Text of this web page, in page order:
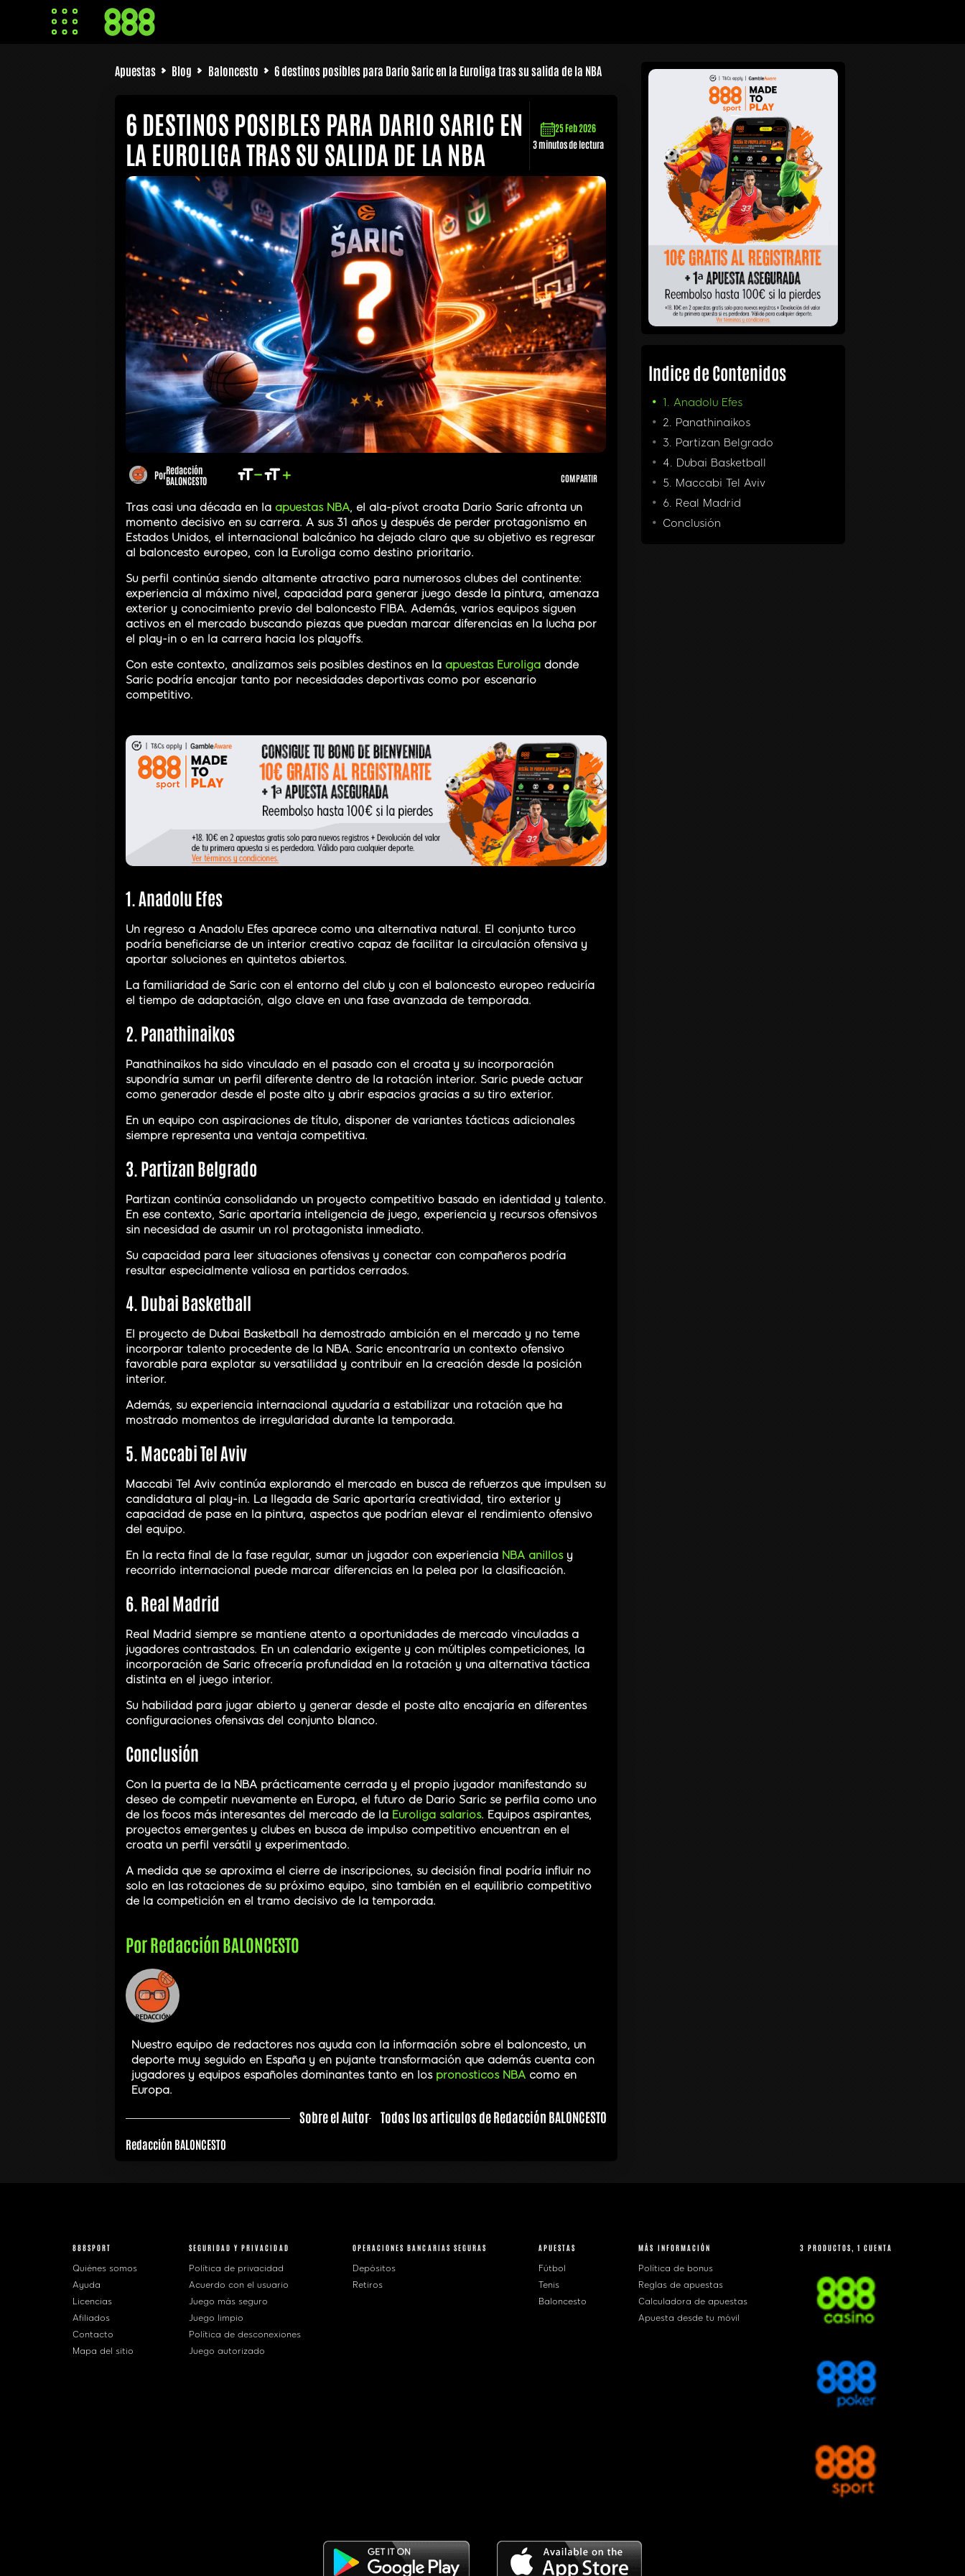
Apuestas Blog Baloncesto 6 destinos posibles para Dario Saric en la Euroliga tras su salida de la NBA
6 DESTINOS POSIBLES PARA DARIO SARIC EN
LA EUROLIGA TRAS SU SALIDA DE LA NBA
25 Feb 2026
3 minutos de lectura
PorRedacción
BALONCESTO
COMPARTIR
Tras casi una década en la apuestas NBA, el ala-pívot croata Dario Saric afronta un
momento decisivo en su carrera. A sus 31 años y después de perder protagonismo en
Estados Unidos, el internacional balcánico ha dejado claro que su objetivo es regresar
al baloncesto europeo, con la Euroliga como destino prioritario.
Su perfil continúa siendo altamente atractivo para numerosos clubes del continente:
experiencia al máximo nivel, capacidad para generar juego desde la pintura, amenaza
exterior y conocimiento previo del baloncesto FIBA. Además, varios equipos siguen
activos en el mercado buscando piezas que puedan marcar diferencias en la lucha por
el play-in o en la carrera hacia los playoffs.
Con este contexto, analizamos seis posibles destinos en la apuestas Euroligadonde
Saric podría encajar tanto por necesidades deportivas como por escenario
competitivo.
1. Anadolu Efes
Un regreso a Anadolu Efes aparece como una alternativa natural. El conjunto turco
podría beneficiarse de un interior creativo capaz de facilitar la circulación ofensiva y
aportar soluciones en quintetos abiertos.
La familiaridad de Saric con el entorno del club y con el baloncesto europeo reduciría
el tiempo de adaptación, algo clave en una fase avanzada de temporada.
2. Panathinaikos
Panathinaikos ha sido vinculado en el pasado con el croata y su incorporación
supondría sumar un perfil diferente dentro de la rotación interior. Saric puede actuar
como generador desde el poste alto y abrir espacios gracias a su tiro exterior.
En un equipo con aspiraciones de título, disponer de variantes tácticas adicionales
siempre representa una ventaja competitiva.
3. Partizan Belgrado
Partizan continúa consolidando un proyecto competitivo basado en identidad y talento.
En ese contexto, Saric aportaría inteligencia de juego, experiencia y recursos ofensivos
sin necesidad de asumir un rol protagonista inmediato.
Su capacidad para leer situaciones ofensivas y conectar con compañeros podría
resultar especialmente valiosa en partidos cerrados.
4. Dubai Basketball
El proyecto de Dubai Basketball ha demostrado ambición en el mercado y no teme
incorporar talento procedente de la NBA. Saric encontraría un contexto ofensivo
favorable para explotar su versatilidad y contribuir en la creación desde la posición
interior.
Además, su experiencia internacional ayudaría a estabilizar una rotación que ha
mostrado momentos de irregularidad durante la temporada.
5. Maccabi Tel Aviv
Maccabi Tel Aviv continúa explorando el mercado en busca de refuerzos que impulsen su
candidatura al play-in. La llegada de Saric aportaría creatividad, tiro exterior y
capacidad de pase en la pintura, aspectos que podrían elevar el rendimiento ofensivo
del equipo.
En la recta final de la fase regular, sumar un jugador con experiencia NBA anillosy
recorrido internacional puede marcar diferencias en la pelea por la clasificación.
6. Real Madrid
Real Madrid siempre se mantiene atento a oportunidades de mercado vinculadas a
jugadores contrastados. En un calendario exigente y con múltiples competiciones, la
incorporación de Saric ofrecería profundidad en la rotación y una alternativa táctica
distinta en el juego interior.
Su habilidad para jugar abierto y generar desde el poste alto encajaría en diferentes
configuraciones ofensivas del conjunto blanco.
Conclusión
Con la puerta de la NBA prácticamente cerrada y el propio jugador manifestando su
deseo de competir nuevamente en Europa, el futuro de Dario Saric se perfila como uno
de los focos más interesantes del mercado de la Euroliga salarios. Equipos aspirantes,
proyectos emergentes y clubes en busca de impulso competitivo encuentran en el
croata un perfil versátil y experimentado.
A medida que se aproxima el cierre de inscripciones, su decisión final podría influir no
solo en las rotaciones de su próximo equipo, sino también en el equilibrio competitivo
de la competición en el tramo decisivo de la temporada.
PorRedacción BALONCESTO
Nuestro equipo de redactores nos ayuda con la información sobre el baloncesto, un
deporte muy seguido en España y en pujante transformación que además cuenta con
jugadores y equipos españoles dominantes tanto en los pronosticos NBAcomo en
Europa.
Sobre el Autor Todos los articulos de Redacción BALONCESTO
Redacción BALONCESTO
Indice de Contenidos
1. Anadolu Efes
2. Panathinaikos
3. Partizan Belgrado
4. Dubai Basketball
5. Maccabi Tel Aviv
6. Real Madrid
Conclusión
888SPORT
Quiénes somos
Ayuda
Licencias
Afiliados
Contacto
Mapa del sitio
SEGURIDAD Y PRIVACIDAD
Política de privacidad
Acuerdo con el usuario
Juego más seguro
Juego limpio
Política de desconexiones
Juego autorizado
OPERACIONES BANCARIAS SEGURAS
Depósitos
Retiros
APUESTAS
Fútbol
Tenis
Baloncesto
MÁS INFORMACIÓN
Política de bonus
Reglas de apuestas
Calculadora de apuestas
Apuesta desde tu móvil
3 PRODUCTOS, 1 CUENTA